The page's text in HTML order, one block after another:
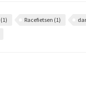
(1) Racefietsen (1)